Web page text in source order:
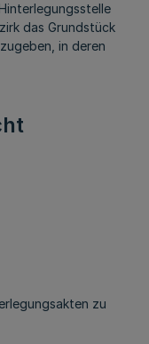
das Grundstück
in deren
zu